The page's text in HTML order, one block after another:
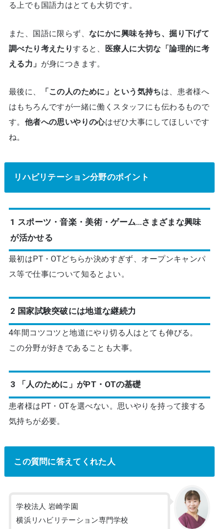
る上でも国語力はとても大切です。
また、国語に限らず、なにかに興味を持ち、掘り下げて
調べたり考えたりすると、
医療人に大切な「論理的に考
える力」 が身につきます。
最後に、 「この人のために」という気持ちは、患者様へ
はもちろんですが一緒に働くスタッフにも伝わるもので
す。 他者への思いやりの心はぜひ大事にしてほしいです
ね。
リハビリテーション分野のポイント
1 スポーツ・音楽・美術・ゲーム…さまざまな興味
が活かせる
最初はPT・OTどちらか決めすぎず、オープンキャンパ
ス等で仕事について知るとよい。
2 国家試験突破には地道な継続力
4年間コツコツと地道にやり切る人はとても伸びる。
この分野が好きであることも大事。
3 「人のために」がPT・OTの基礎
患者様はPT・OTを選べない。思いやりを持って接する
気持ちが必要。
この質問に答えてくれた人
学校法人 岩崎学園
横浜リハビリテーション専門学校